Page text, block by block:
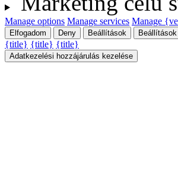
Manage options Manage services Manage
Elfogadom Deny Beállítások
{title} {title} {title}
Adatkezelési hozzájárulás kezelése